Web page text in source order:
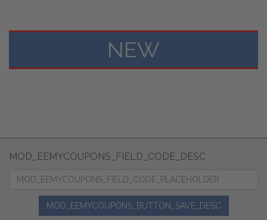
NEW
MOD_EEMYCOUPONS_FIELD_CODE_DESC
MOD_EEMYCOUPONS_BUTTON_SAVE_DESC